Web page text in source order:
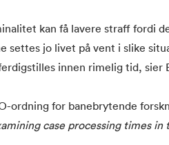
kan få lavere straff fordi
settes jo livet på vent i slike
innen rimelig tid, sier
ordning for banebrytende
case processing times in